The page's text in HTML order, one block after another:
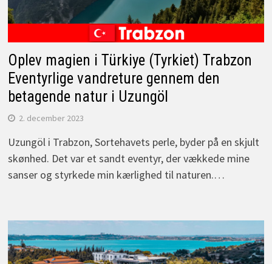
Oplev magien i Türkiye (Tyrkiet) Trabzon
Eventyrlige vandreture gennem den
betagende natur i Uzungöl
2. december 2023
Uzungöl i Trabzon, Sortehavets perle, byder på en skjult
skønhed. Det var et sandt eventyr, der vækkede mine
sanser og styrkede min kærlighed til naturen.…